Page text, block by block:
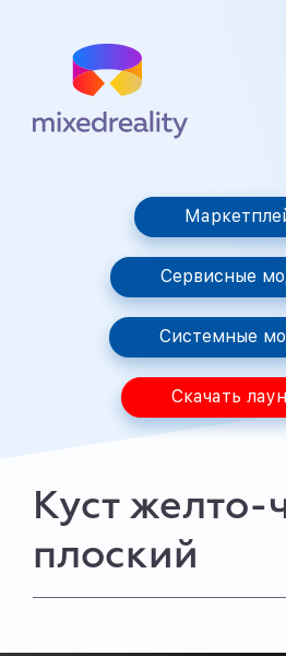
Сервисные
Системные
Скачать
Куст желто-
плоский